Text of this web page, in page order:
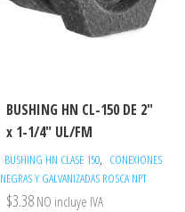
BUSHING HN CL-150 DE 2″
x 1-1/4″ UL/FM
BUSHING HN CLASE 150, CONEXIONES
NEGRAS Y GALVANIZADAS ROSCA NPT
$3.38 NO incluye IVA